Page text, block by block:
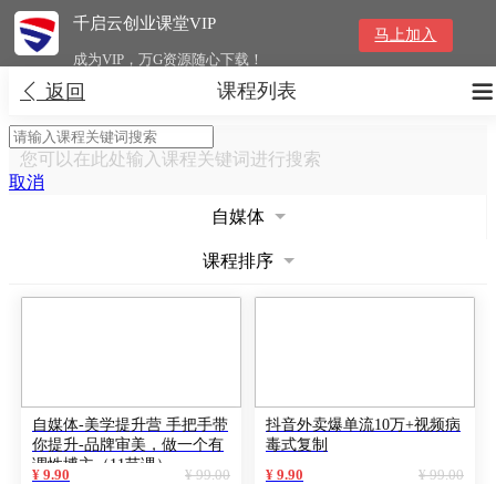
千启云创业课堂VIP
成为VIP，万G资源随心下载！
马上加入
 返回 
课程列表
您可以在此处输入课程关键词进行搜索
取消
自媒体
课程排序
自媒体-美学提升营 手把手带
你提升-品牌审美，做一个有
调性博主（11节课）
¥ 99.00
¥ 9.90
抖音外卖爆单流10万+视频病
毒式复制
¥ 99.00
¥ 9.90